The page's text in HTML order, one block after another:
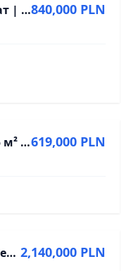
Просторная 83 м² | 6 комнат | Балкон | 2 этаж | Вроцлав – Роговская840,000 PLN
Квартира 3 комнаты, 45.45 м² в Кжижках, Вроцлав619,000 PLN
Без PCC, Waterfront 4 Пок Центр 2,140,000 PLN